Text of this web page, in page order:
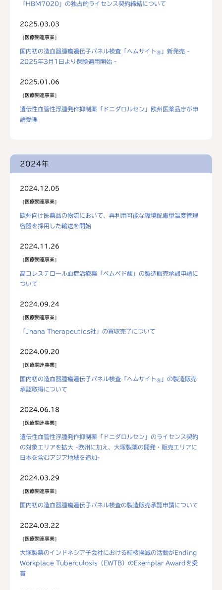
「HBM7020」の独占的ライセンス契約締結について
2025.03.03
医療関連事業
国内初の造血器腫瘍遺伝子パネル検査「ヘムサイト ® 」新発売 -
2025年3月1日より保険適用開始 -
2025.01.06
医療関連事業
遺伝性血管性浮腫発作抑制薬「ドニダロルセン」欧州医薬品庁が申
請受理
2024年
2024.12.05
医療関連事業
欧州向け医薬品の物流において、再利用可能な環境配慮型温度管理
容器を採用した輸送を開始
2024.11.26
医療関連事業
高コレステロール血症治療薬「ベムペド酸」の製造販売承認申請に
ついて
2024.09.24
医療関連事業
「Jnana Therapeutics社」の買収完了について
2024.09.20
医療関連事業
国内初の造血器腫瘍遺伝子パネル検査「ヘムサイト ® 」の製造販売
承認取得について
2024.06.18
医療関連事業
遺伝性血管性浮腫発作抑制薬「ドニダロルセン」のライセンス契約
の対象エリアを拡大 -欧州に加え、大塚製薬の開発・販売エリアに
日本を含むアジア地域を追加-
2024.03.29
医療関連事業
国内初の造血器腫瘍遺伝子パネル検査の製造販売承認申請について
2024.03.22
医療関連事業
大塚製薬のインドネシア子会社における結核撲滅の活動がEnding
Workplace Tuberculosis（EWTB）のExemplar Awardを受
賞